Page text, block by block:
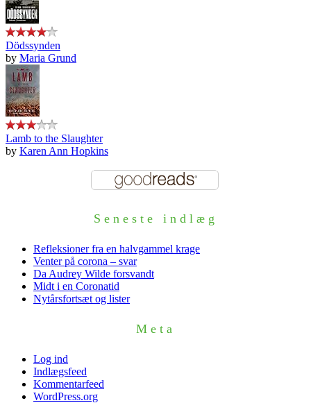
Dödssynden
by Maria Grund
Lamb to the Slaughter
by Karen Ann Hopkins
Seneste indlæg
Refleksioner fra en halvgammel krage
Venter på corona – svar
Da Audrey Wilde forsvandt
Midt i en Coronatid
Nytårsfortsæt og lister
Meta
Log ind
Indlægsfeed
Kommentarfeed
WordPress.org